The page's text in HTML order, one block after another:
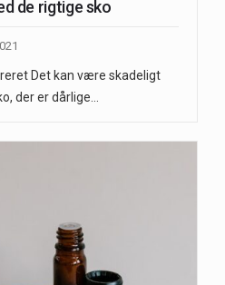
de rigtige sko
Det kan være skadeligt
der er dårlige…